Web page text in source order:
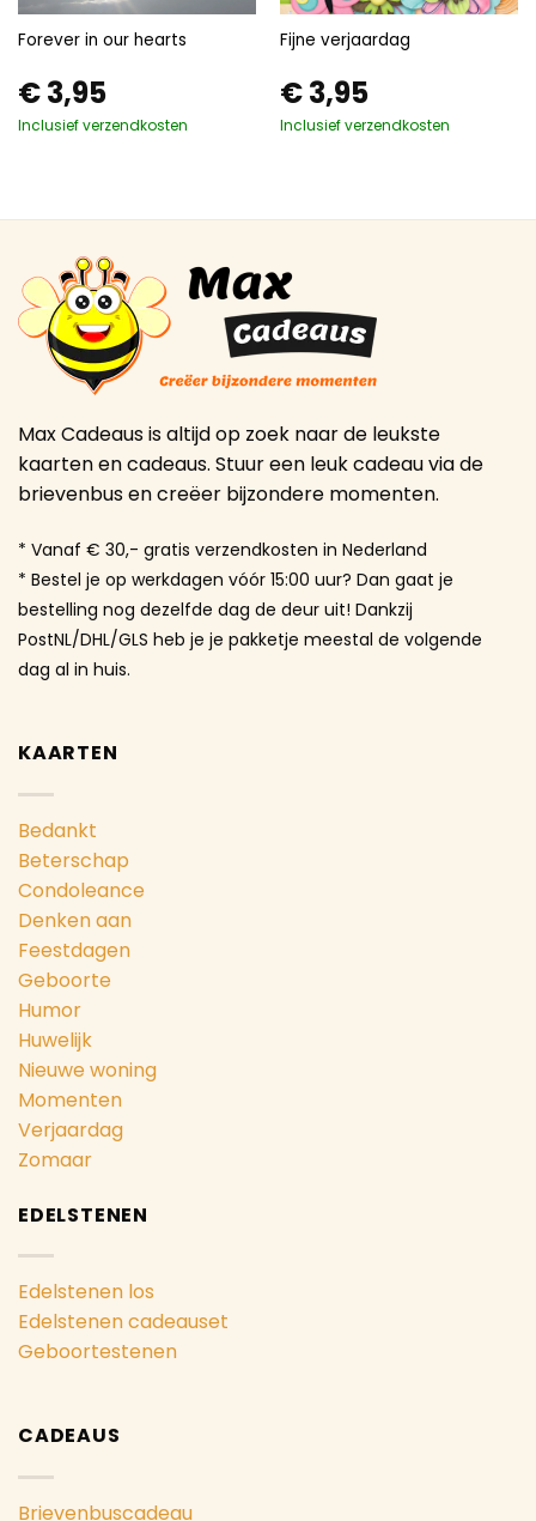
Forever in our hearts
€3,95
Inclusief verzendkosten
Fijne verjaardag
€3,95
Inclusief verzendkosten
Max Cadeaus is altijd op zoek naar de leukste
kaarten en cadeaus. Stuur een leuk cadeau via de
brievenbus en creëer bijzondere momenten.
* Vanaf € 30,- gratis verzendkosten in Nederland
* Bestel je op werkdagen vóór 15:00 uur? Dan gaat je
bestelling nog dezelfde dag de deur uit! Dankzij
PostNL/DHL/GLS heb je je pakketje meestal de volgende
dag al in huis.
KAARTEN
Bedankt
Beterschap
Condoleance
Denken aan
Feestdagen
Geboorte
Humor
Huwelijk
Nieuwe woning
Momenten
Verjaardag
Zomaar
EDELSTENEN
Edelstenen los
Edelstenen cadeauset
Geboortestenen
CADEAUS
Brievenbuscadeau